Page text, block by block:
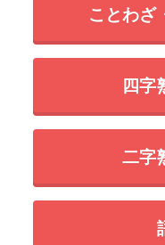
ことわざ
四字
二字